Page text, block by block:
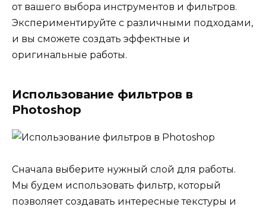
от вашего выбора инструментов и фильтров.
Экспериментируйте с различными подходами,
и вы сможете создать эффектные и
оригинальные работы.
Использование фильтров в
Photoshop
Сначала выберите нужный слой для работы.
Мы будем использовать фильтр, который
позволяет создавать интересные текстуры и